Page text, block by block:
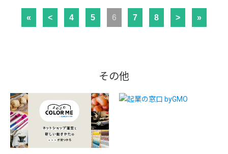
« < 4 5 6 7 8 > »
その他